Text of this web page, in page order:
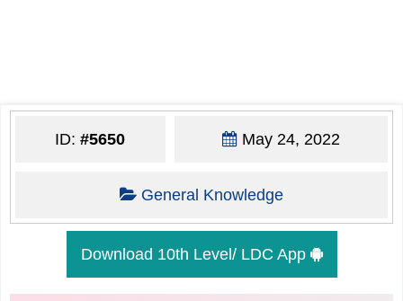
ID:#5650 May 24, 2022
General Knowledge
Download 10th Level/ LDC App